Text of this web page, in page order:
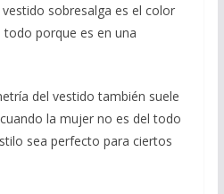
sobresalga es el color
porque es en una
del vestido también suele
la mujer no es del todo
sea perfecto para ciertos